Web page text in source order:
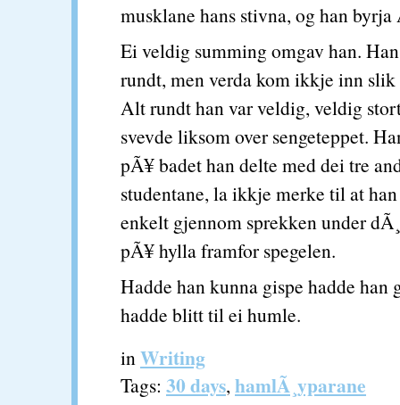
musklane hans stivna, og han
Ei veldig summing omgav han.
rundt, men verda kom ikkje inn
Alt rundt han var veldig, veldig
svevde liksom over sengeteppet.
pÃ¥ badet han delte med dei tre
studentane, la ikkje merke til at
enkelt gjennom sprekken under
pÃ¥ hylla framfor spegelen.
Hadde han kunna gispe hadde han
hadde blitt til ei humle.
inWriting
Tags: 30 days,hamlÃ¸yparane